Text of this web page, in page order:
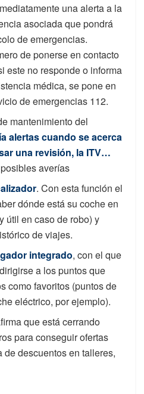
una alerta a la
asociada que pondrá
de emergencias.
de ponerse en contacto
este no responde o informa
médica, se pone en
de emergencias 112.
mantenimiento del
alertas cuando se acerca
una revisión, la ITV…
averías
. Con esta función el
dónde está su coche en
útil en caso de robo) y
de viajes.
integrado, con el que
a los puntos que
como favoritos (puntos de
eléctrico, por ejemplo).
que está cerrando
para conseguir ofertas
de descuentos en talleres,